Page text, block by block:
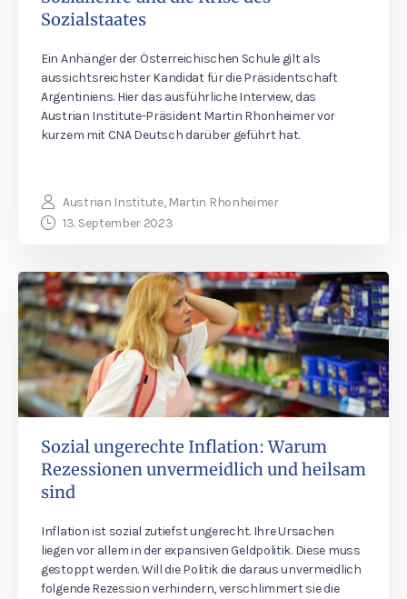
Sozialstaates
Ein Anhänger der Österreichischen Schule gilt als
aussichtsreichster Kandidat für die Präsidentschaft
Argentiniens. Hier das ausführliche Interview, das
Austrian Institute-Präsident Martin Rhonheimer vor
kurzem mit CNA Deutsch darüber geführt hat.
Austrian Institute, Martin Rhonheimer
13. September 2023
Sozial ungerechte Inflation: Warum
Rezessionen unvermeidlich und heilsam
sind
Inflation ist sozial zutiefst ungerecht. Ihre Ursachen
liegen vor allem in der expansiven Geldpolitik. Diese muss
gestoppt werden. Will die Politik die daraus unvermeidlich
folgende Rezession verhindern, verschlimmert sie die